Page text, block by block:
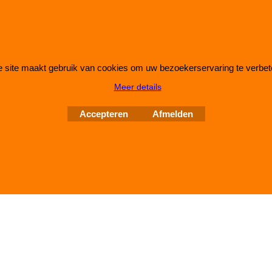
software.
site maakt gebruik van cookies om uw bezoekerservaring te
Meer details
Accepteren Afmelden